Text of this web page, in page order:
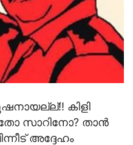
കിളി
സാറിനോ? താന്‍
അദ്ദേഹം